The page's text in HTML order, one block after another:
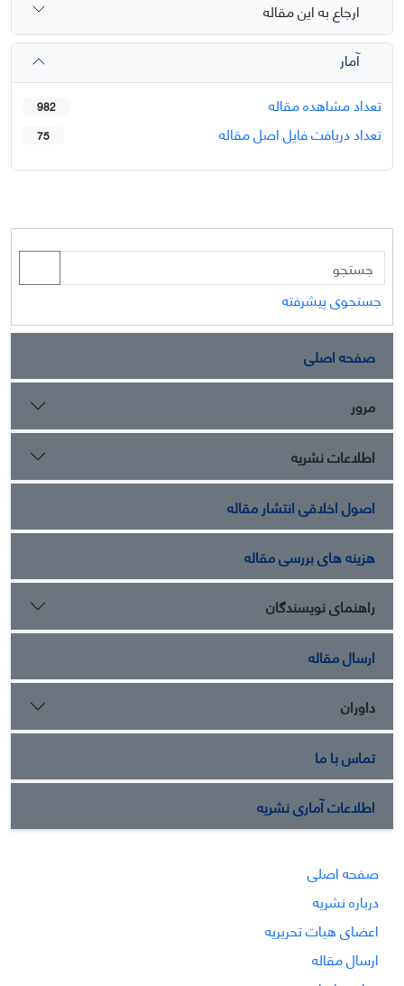
ارجاع به این مقاله
آمار
تعداد مشاهده مقاله
982
تعداد دریافت فایل اصل مقاله 75
جستجوی پیشرفته
صفحه اصلی
مرور
اطلاعات نشریه
اصول اخلاقی انتشار مقاله
هزینه های بررسی مقاله
راهنمای نویسندگان
ارسال مقاله
داوران
تماس با ما
اطلاعات آماری نشریه
صفحه اصلی
درباره نشریه
اعضای هیات تحریریه
ارسال مقاله